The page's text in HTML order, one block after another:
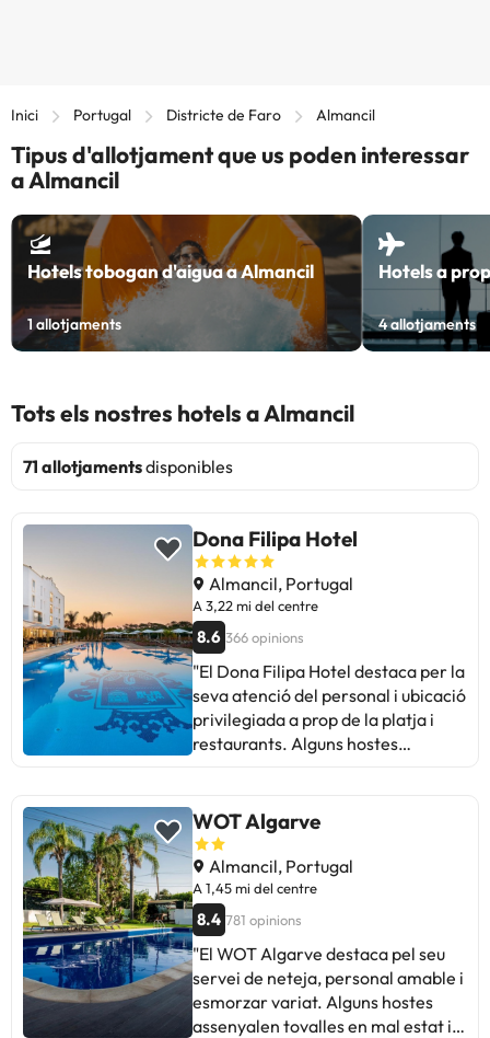
Inici Portugal Districte de Faro Almancil
Tipus d'allotjament que us poden interessar
a Almancil
Hotels tobogan d'aigua a Almancil
1 allotjaments
Hotels a
4allotjaments
Tots els nostres hotels a Almancil
71 allotjamentsdisponibles
Dona Filipa Hotel
Almancil, Portugal
A 3,22 mi del centre
8.6 366 opinions
"El Dona Filipa Hotel destaca per la
seva atenció del personal i ubicació
privilegiada a prop de la platja i
restaurants. Alguns hostes
amb l'aire condicionat i
manteniment de la piscina.
Malgrat això, valoren l'amplitud de
les habitacions, la qualitat de
l'esmorzar i l'hospitalitat de l'equip.
En general, és ideal per a golfistes i
els que busquen relax. Recomanat
per a una estada agradable, amb
petits detalls a millorar."
WOT Algarve
Almancil, Portugal
A 1,45 mi del centre
8.4 781 opinions
"El WOT Algarve destaca pel seu
servei de neteja, personal amable i
esmorzar variat. Alguns hostes
assenyalen tovalles en mal estat i